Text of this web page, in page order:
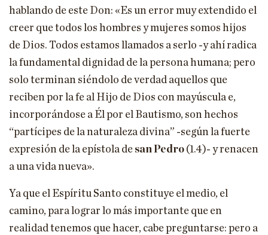
hablando de este Don: «Es un error muy extendido el
creer que todos los hombres y mujeres somos hijos
de Dios. Todos estamos llamados a serlo -y ahí radica
la fundamental dignidad de la persona humana; pero
solo terminan siéndolo de verdad aquellos que
reciben por la fe al Hijo de Dios con mayúscula e,
incorporándose a Él por el Bautismo, son hechos
“partícipes de la naturaleza divina” -según la fuerte
expresión de la epístola de san Pedro (1.4)- y renacen
a una vida nueva».
Ya que el Espíritu Santo constituye el medio, el
camino, para lograr lo más importante que en
realidad tenemos que hacer, cabe preguntarse: pero a